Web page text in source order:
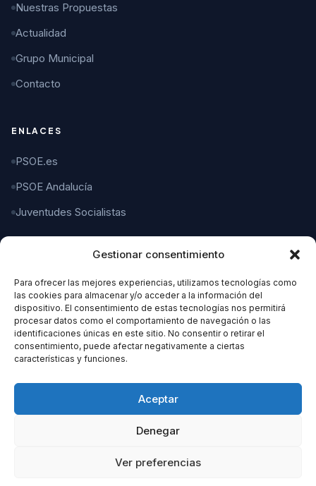
Gestionar consentimiento
Para ofrecer las mejores experiencias, utilizamos tecnologías como
las cookies para almacenar y/o acceder a la información del
dispositivo. El consentimiento de estas tecnologías nos permitirá
procesar datos como el comportamiento de navegación o las
identificaciones únicas en este sitio. No consentir o retirar el
consentimiento, puede afectar negativamente a ciertas
características y funciones.
Aceptar
Denegar
Ver preferencias
Nuestras Propuestas
Actualidad
Grupo Municipal
Contacto
ENLACES
PSOE.es
PSOE Andalucía
Juventudes Socialistas
C/ Gaspar del Pino, 4
11004 Cádiz
956 21 21 21
© 2026 PSOE Cádiz. Todos los derechos reservados.